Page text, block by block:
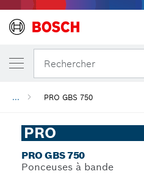
Rechercher
... PRO GBS 750
PRO
PRO GBS 750
Ponceuses à bande